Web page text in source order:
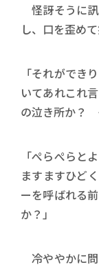
怪訝そうに
し、口を歪めて
「それができ
いてあれこれ
の泣き所か？
「ぺらぺらと
ますますひど
ーを呼ばれる
か？」
冷ややかに